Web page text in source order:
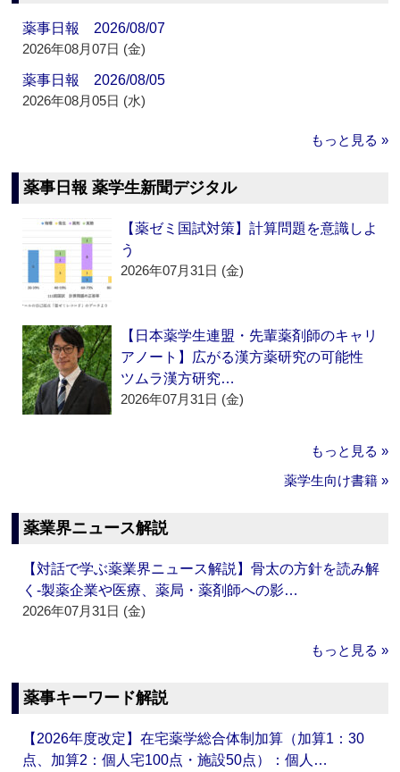
薬事日報 2026/08/07
2026年08月07日 (金)
薬事日報 2026/08/05
2026年08月05日 (水)
もっと見る »
薬事日報 薬学生新聞デジタル
【薬ゼミ国試対策】計算問題を意識しよ
う
2026年07月31日 (金)
【日本薬学生連盟・先輩薬剤師のキャリ
アノート】広がる漢方薬研究の可能性
ツムラ漢方研究…
2026年07月31日 (金)
もっと見る »
薬学生向け書籍 »
薬業界ニュース解説
【対話で学ぶ薬業界ニュース解説】骨太の方針を読み解
く‐製薬企業や医療、薬局・薬剤師への影…
2026年07月31日 (金)
もっと見る »
薬事キーワード解説
【2026年度改定】在宅薬学総合体制加算（加算1：30
点、加算2：個人宅100点・施設50点）：個人…